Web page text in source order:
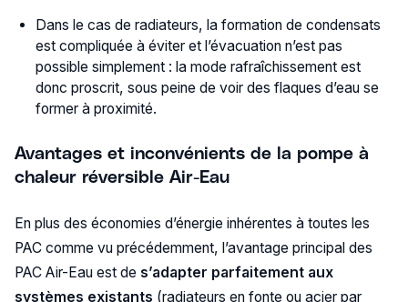
Dans le cas de radiateurs, la formation de condensats
est compliquée à éviter et l’évacuation n’est pas
possible simplement : la mode rafraîchissement est
donc proscrit, sous peine de voir des flaques d’eau se
former à proximité.
Avantages et inconvénients de la pompe à
chaleur réversible Air-Eau
En plus des économies d’énergie inhérentes à toutes les
PAC comme vu précédemment, l’avantage principal des
PAC Air-Eau est de s’adapter parfaitement aux
systèmes existants (radiateurs en fonte ou acier par